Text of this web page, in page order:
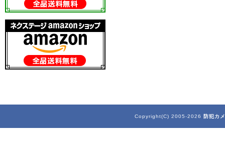
Copyright(C) 2005-2026防犯カ